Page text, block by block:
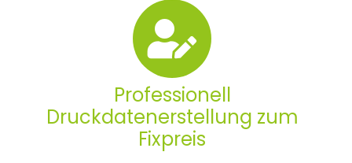
Professionell
Druckdatenerstellung zum
Fixpreis